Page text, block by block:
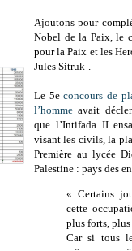
Ajoutons pour
Nobel de la Paix, le
pour la Paix et les
Jules Sitruk-.
Le 5econcours de
l’homme avait
que l’Intifada II
visant les civils, la
Première au lycée
Palestine : pays des
« Certains
cette
plus forts,
Car si tous